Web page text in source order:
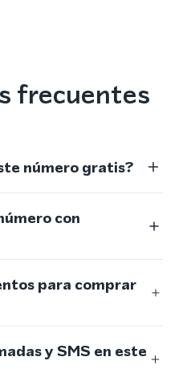
frecuentes
número gratis?
con
para comprar
y SMS en este